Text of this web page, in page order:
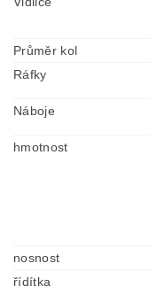
Průměr kol
Ráfky
Náboje
hmotnost
nosnost
řídítka